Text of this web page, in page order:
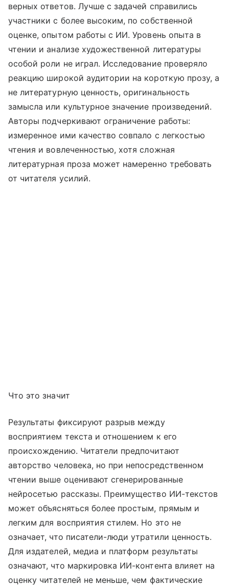
верных ответов. Лучше с задачей справились
участники с более высоким, по собственной
оценке, опытом работы с ИИ. Уровень опыта в
чтении и анализе художественной литературы
особой роли не играл. Исследование проверяло
реакцию широкой аудитории на короткую прозу, а
не литературную ценность, оригинальность
замысла или культурное значение произведений.
Авторы подчеркивают ограничение работы:
измеренное ими качество совпало с легкостью
чтения и вовлеченностью, хотя сложная
литературная проза может намеренно требовать
от читателя усилий.
Что это значит
Результаты фиксируют разрыв между
восприятием текста и отношением к его
происхождению. Читатели предпочитают
авторство человека, но при непосредственном
чтении выше оценивают сгенерированные
нейросетью рассказы. Преимущество ИИ-текстов
может объясняться более простым, прямым и
легким для восприятия стилем. Но это не
означает, что писатели-люди утратили ценность.
Для издателей, медиа и платформ результаты
означают, что маркировка ИИ-контента влияет на
оценку читателей не меньше, чем фактические